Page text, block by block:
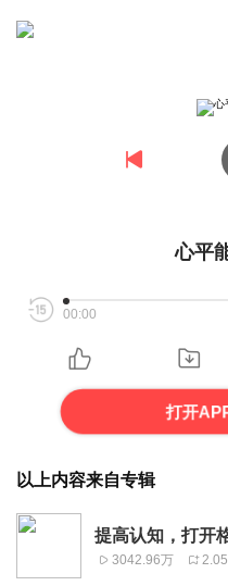
心平
00:00
打开
以上内容来自专辑
提高认知，打开
3042.96万